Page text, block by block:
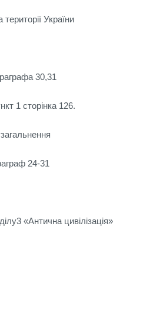
України
30,31
1 сторінка 126.
24-31
«Антична цивілізація»